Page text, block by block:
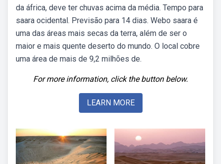
da áfrica, deve ter chuvas acima da média. Tempo para
saara ocidental. Previsão para 14 dias. Webo saara é
uma das áreas mais secas da terra, além de ser o
maior e mais quente deserto do mundo. O local cobre
uma área de mais de 9,2 milhões de.
For more information, click the button below.
LEARN MORE